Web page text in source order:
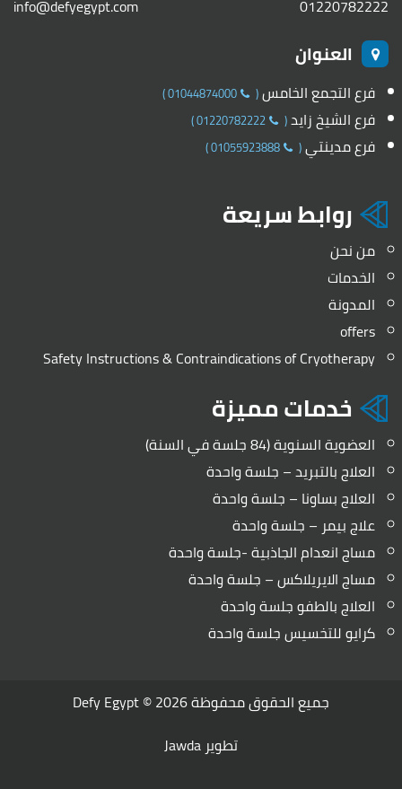
01220782222
info@defyegypt.com
العنوان
فرع التجمع الخامس(
01044874000
)
فرع الشيخ زايد(
01220782222
)
فرع مدينتي(
01055923888
)
روابط سريعة
من نحن
الخدمات
المدونة
offers
Safety Instructions & Contraindications of Cryotherapy
خدمات مميزة
العضوية السنوية (84 جلسة في السنة)
العلاج بالتبريد – جلسة واحدة
العلاج بساونا – جلسة واحدة
علاج بيمر – جلسة واحدة
مساج انعدام الجاذبية -جلسة واحدة
مساج الايريلاكس – جلسة واحدة
العلاج بالطفو جلسة واحدة
كرايو للتخسيس جلسة واحدة
جميع الحقوق محفوظة 2026 ©
Defy Egypt
تطوير Jawda